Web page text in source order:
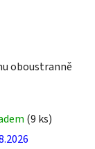
oboustranně
(9 ks)